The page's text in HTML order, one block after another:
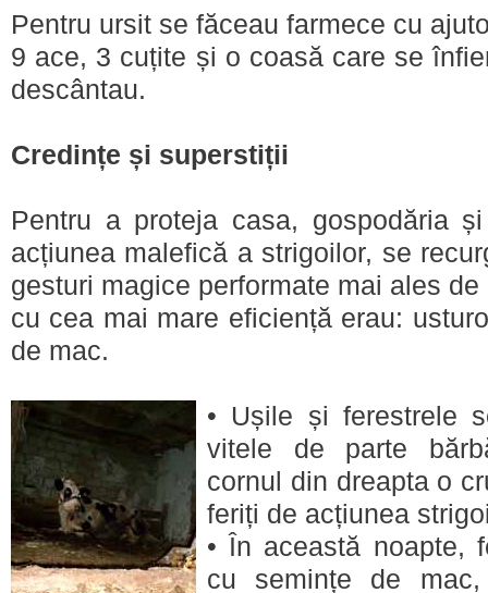
Pentru ursit se făceau farmece cu
9 ace, 3 cuțite și o coasă care se
descântau.
Credințe și superstiții
Pentru a proteja casa, gospodăria
acțiunea malefică a strigoilor, se
gesturi magice performate mai ales
cu cea mai mare eficiență erau:
de mac.
• Ușile și ferestrele
vitele de parte
cornul din dreapta o
feriți de acțiunea
• În această noapte,
cu semințe de